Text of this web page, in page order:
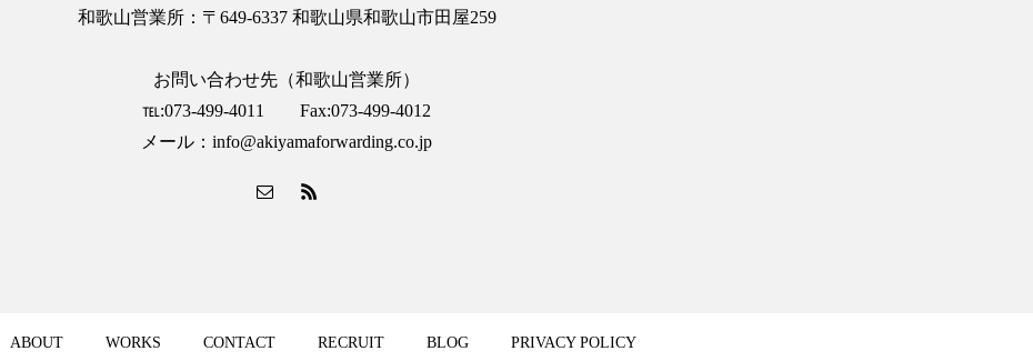
和歌山営業所：〒649-6337 和歌山県和歌山市田屋259
お問い合わせ先（和歌山営業所）
℡:073-499-4011 Fax:073-499-4012
メール：info@akiyamaforwarding.co.jp
ABOUT WORKS CONTACT RECRUIT BLOG PRIVACY POLICY